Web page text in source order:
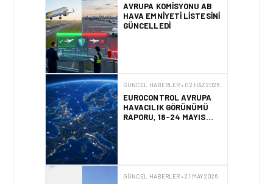
EUROCONTROL AVRUPA
HAVACILIK GÖRÜNÜMÜ
RAPORU, 18-24 MAYIS
GÜNCEL HABERLER • 21 MAY 2026
AF447 FACIASINDA 17
YILLIK HUKUK
MÜCADELESI
HAVACILIK • 10 MAR 2026